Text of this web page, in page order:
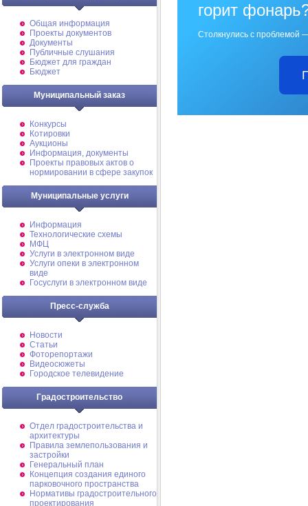
Общая информация
Проекты документов
Документы
Публичные слушания
Бюджет для граждан
Бюджет
Муниципальный заказ
Конкурсы
Котировки
Аукционы
Информация, документы
Проекты правовых актов о
нормировании в сфере закупок
Муниципальные услуги
Информация
Технологические схемы
МФЦ
Услуги в электронном виде
Услуги опеки в электронном
виде
Госуслуги в электронном виде
Пресс-служба
Новости
Статьи
Фоторепортажи
Видеосюжеты
Городское телевидение
Градостроительство
Отдел градостроительства и
архитектуры
Правила землепользования и
застройки
Генеральный план
Концепция создания единого
парковочного пространства
Нормативы градостроительного
проектирования
горит
Столкнулись с проблемой